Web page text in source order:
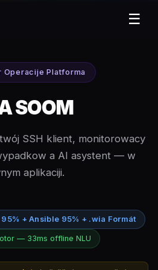
☰
Operacije Platforma
SOOM
SSH klient, monitorowacy
a AI asystent — w
aplikaciji.
+ Ansible 95% + .wia Formát
— 33ms offline NLU